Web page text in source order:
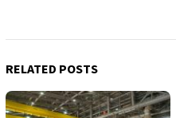
RELATED POSTS